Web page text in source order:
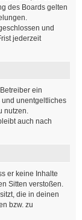
des Boards gelten
und
jederzeit
ein
unentgeltliches
nutzen.
auch nach
er keine Inhalte
Sitten verstoßen.
die in deinen
bzw. zu